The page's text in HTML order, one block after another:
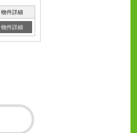
物件詳細
物件詳細